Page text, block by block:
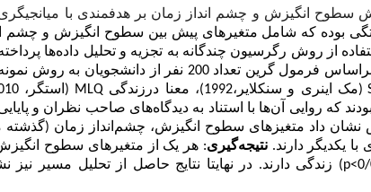
سطوح انگیزش و چشم انداز زمان بر هدفمندی با میانجیگری
بوده که شامل متغیرهای پیش بین سطوح انگیزش و چشم
از روش رگرسیون چندگانه به تجزیه و تحلیل داده‌ها
آزاد شهر قدس بوده و از بین جامعه براساس فرمول گرین
(مک اینری و سنکلایر،1992)، معنا درزندگی MLQ
(اسنایدر و همکاران، 1991) بودند که روایی آن‌ها با استناد به دیدگاه‌های
نشان داد متغیزهای سطوح انگیزش، چشم‌انداز زمان (گذشته
با یکدیگر دارند.نتیجه‌گیری: هر یک از متغیرهای سطوح انگیزش،
/
0
p<
) زندگی دارند. در نهایتا نتایج حاصل از تحلیل مسیر